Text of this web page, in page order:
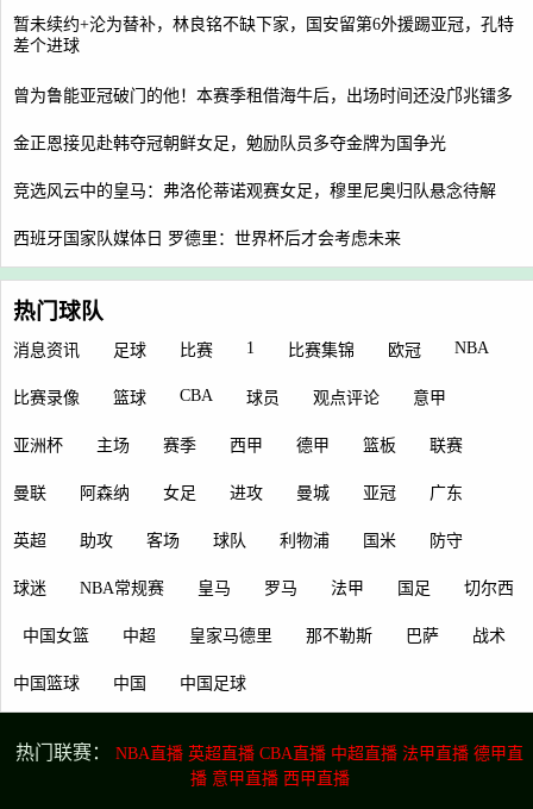
暂未续约+沦为替补，林良铭不缺下家，国安留第6外援踢亚冠，孔特
差个进球
曾为鲁能亚冠破门的他！本赛季租借海牛后，出场时间还没邝兆镭多
金正恩接见赴韩夺冠朝鲜女足，勉励队员多夺金牌为国争光
竞选风云中的皇马：弗洛伦蒂诺观赛女足，穆里尼奥归队悬念待解
西班牙国家队媒体日 罗德里：世界杯后才会考虑未来
热门球队
消息资讯 足球 比赛 1 比赛集锦 欧冠 NBA
比赛录像 篮球 CBA 球员 观点评论 意甲
亚洲杯 主场 赛季 西甲 德甲 篮板 联赛
曼联 阿森纳 女足 进攻 曼城 亚冠 广东
英超 助攻 客场 球队 利物浦 国米 防守
球迷 NBA常规赛 皇马 罗马 法甲 国足 切尔西
中国女篮 中超 皇家马德里 那不勒斯 巴萨 战术
中国篮球 中国 中国足球
热门联赛： NBA直播 英超直播 CBA直播 中超直播 法甲直播 德甲直
播 意甲直播 西甲直播